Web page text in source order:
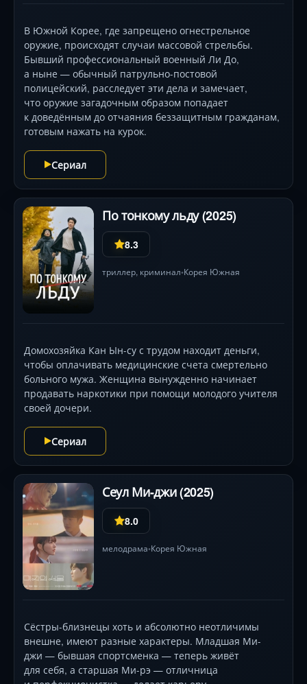
В Южной Корее, где запрещено огнестрельное
оружие, происходят случаи массовой стрельбы.
Бывший профессиональный военный Ли До,
а ныне — обычный патрульно-постовой
полицейский, расследует эти дела и замечает,
что оружие загадочным образом попадает
к доведённым до отчаяния беззащитным гражданам,
готовым нажать на курок.
Сериал
По тонкому льду (2025)
8.3
триллер, криминал•Корея Южная
Домохозяйка Кан Ын-су с трудом находит деньги,
чтобы оплачивать медицинские счета смертельно
больного мужа. Женщина вынужденно начинает
продавать наркотики при помощи молодого учителя
своей дочери.
Сериал
Сеул Ми-джи (2025)
8.0
мелодрама•Корея Южная
Сёстры-близнецы хоть и абсолютно неотличимы
внешне, имеют разные характеры. Младшая Ми-
джи — бывшая спортсменка — теперь живёт
для себя, а старшая Ми-рэ — отличница